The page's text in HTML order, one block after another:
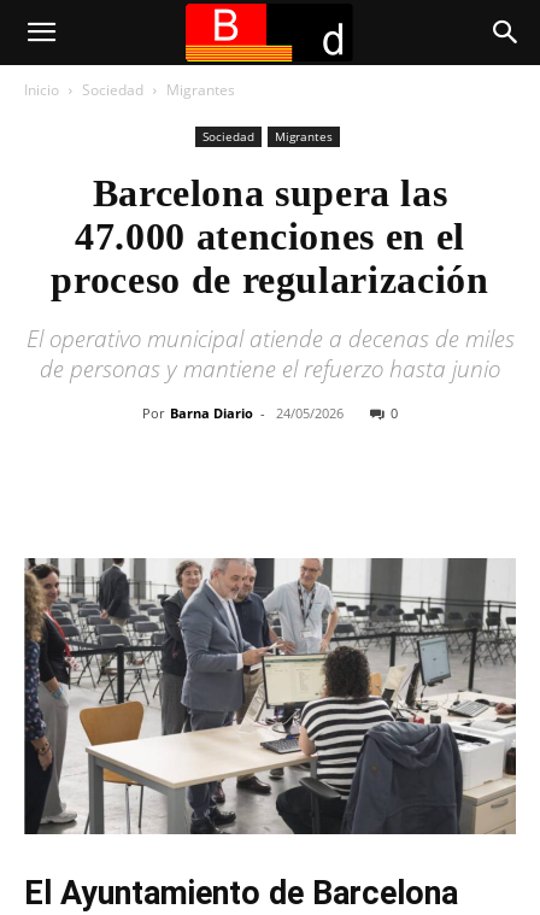
Inicio Sociedad Migrantes
Sociedad Migrantes
Barcelona supera las
47.000 atenciones en el
proceso de regularización
El operativo municipal atiende a decenas de miles
de personas y mantiene el refuerzo hasta junio
Por Barna Diario - 24/05/2026 0
El Ayuntamiento de Barcelona